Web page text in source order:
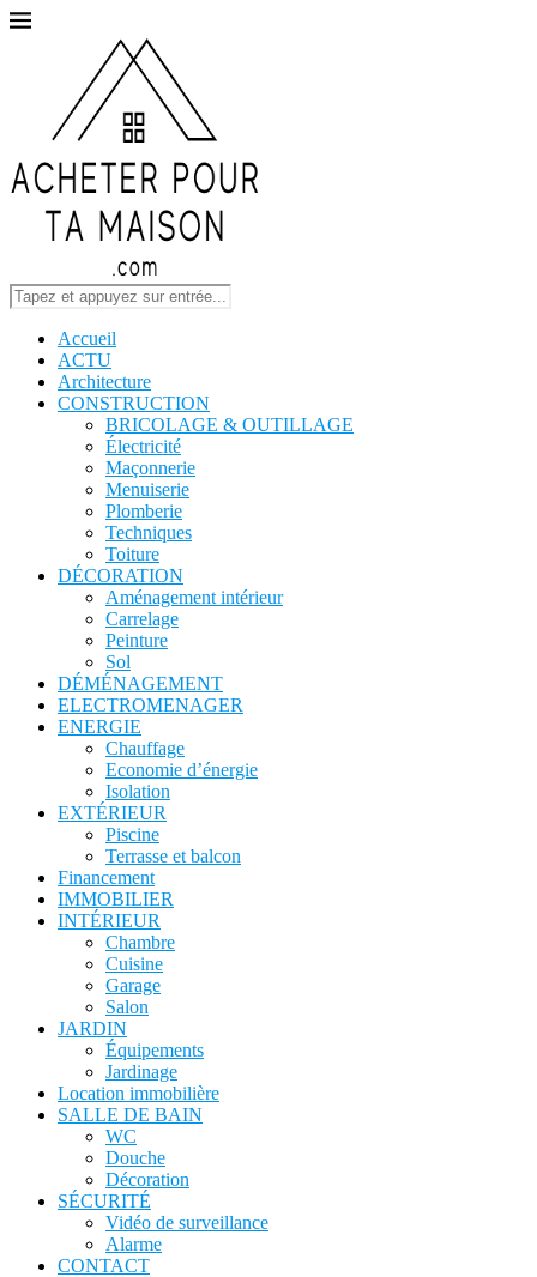
Accueil
ACTU
Architecture
CONSTRUCTION
BRICOLAGE & OUTILLAGE
Électricité
Maçonnerie
Menuiserie
Plomberie
Techniques
Toiture
DÉCORATION
Aménagement intérieur
Carrelage
Peinture
Sol
DÉMÉNAGEMENT
ELECTROMENAGER
ENERGIE
Chauffage
Economie d’énergie
Isolation
EXTÉRIEUR
Piscine
Terrasse et balcon
Financement
IMMOBILIER
INTÉRIEUR
Chambre
Cuisine
Garage
Salon
JARDIN
Équipements
Jardinage
Location immobilière
SALLE DE BAIN
WC
Douche
Décoration
SÉCURITÉ
Vidéo de surveillance
Alarme
CONTACT